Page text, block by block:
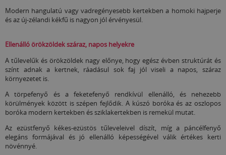
Modern hangulatú vagy vadregényesebb kertekben a homoki hajperje
és az új-zélandi kékfű is nagyon jól érvényesül.
Ellenálló örökzöldek száraz, napos helyekre
A tűlevelűk és örökzöldek nagy előnye, hogy egész évben struktúrát és
színt adnak a kertnek, ráadásul sok faj jól viseli a napos, száraz
környezetet is.
A törpefenyő és a feketefenyő rendkívül ellenálló, és nehezebb
körülmények között is szépen fejlődik. A kúszó boróka és az oszlopos
boróka modern kertekben és sziklakertekben is remekül mutat.
Az ezüstfenyő kékes-ezüstös tűleveleivel díszít, míg a páncélfenyő
elegáns formájával és jó ellenálló képességével válik értékes kerti
növénnyé.